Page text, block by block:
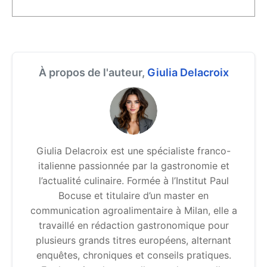
À propos de l'auteur, Giulia Delacroix
Giulia Delacroix est une spécialiste franco-
italienne passionnée par la gastronomie et
l’actualité culinaire. Formée à l’Institut Paul
Bocuse et titulaire d’un master en
communication agroalimentaire à Milan, elle a
travaillé en rédaction gastronomique pour
plusieurs grands titres européens, alternant
enquêtes, chroniques et conseils pratiques.